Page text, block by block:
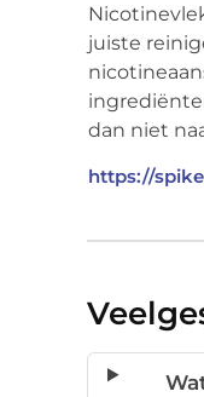
juiste
dan niet
https://